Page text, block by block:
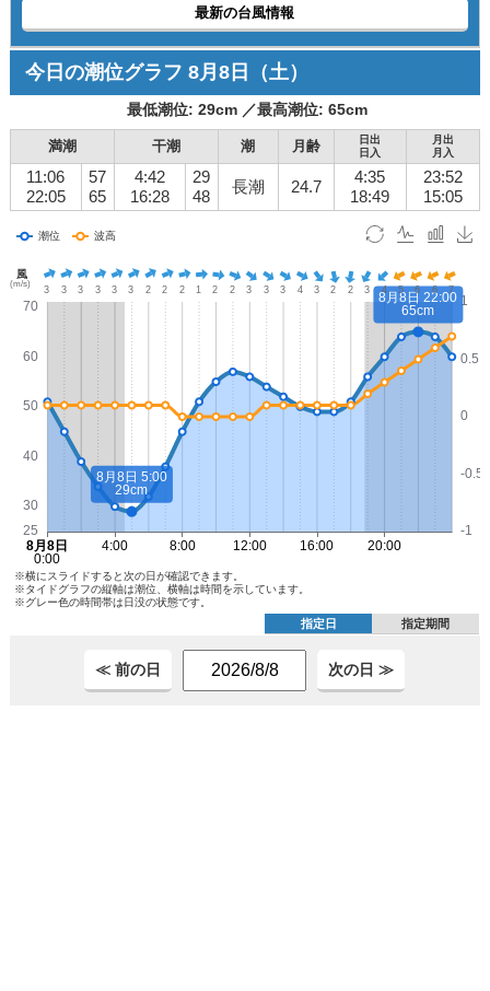
最新の台風情報
今日の潮位グラフ 8月8日 （土）
最低潮位: 29cm ／最高潮位: 65cm
満潮 干潮 潮 月齢
日出
日入
月出
月入
11:06
22:05
57
65
4:42
16:28
29
48
長潮 24.7
4:35
18:49
23:52
15:05
※横にスライドすると次の日が確認できます。
※タイドグラフの縦軸は潮位、横軸は時間を示しています。
※グレー色の時間帯は日没の状態です。
指定日 指定期間
≪ 前の日 次の日 ≫